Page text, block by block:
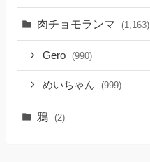
肉チョモランマ (1,163)
Gero (990)
めいちゃん (999)
鴉 (2)